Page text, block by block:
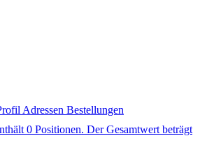
Adressen Bestellungen
0 Positionen. Der Gesamtwert beträgt